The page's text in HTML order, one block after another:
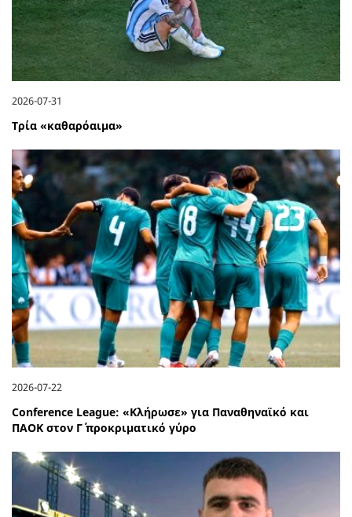
2026-07-31
Τρία «καθαρόαιμα»
2026-07-22
Conference League: «Κλήρωσε» για Παναθηναϊκό και
ΠΑΟΚ στον Γ΄ προκριματικό γύρο